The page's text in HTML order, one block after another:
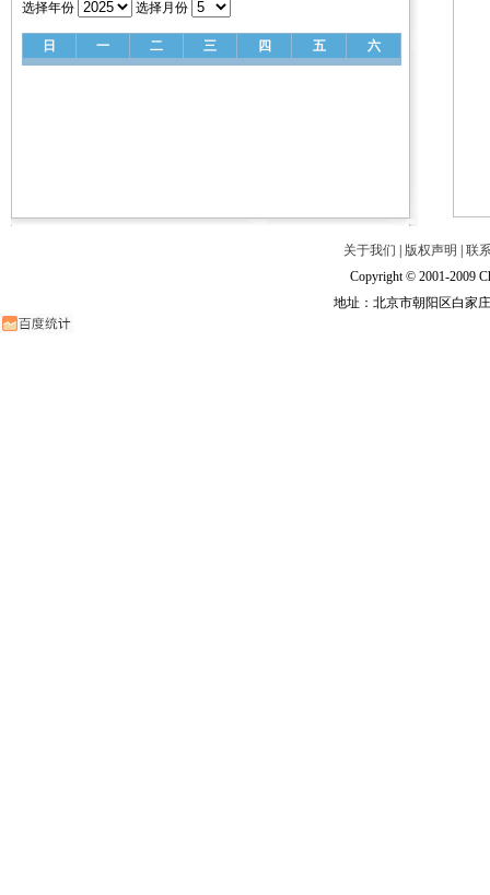
选择年份 选择月份
日 一 二 三 四 五 六
关于我们 版权声明
联
Copyright © 2001-2009
地址：北京市朝阳区白家